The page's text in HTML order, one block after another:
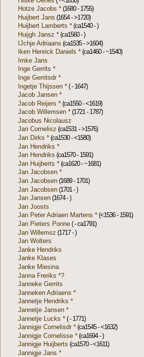
Hotze Jacobs * (1680 - 1755)
Huijbert Jans (1654 - >1720)
Huijbert Lamberts * (ca1540 - )
Huijgh Jansz * (ca1560 - )
IJchje Adriaans (ca1535 - >1604)
Iken Henrick Daniels * (ca1460 - ~1540)
Imke Jans
Inge Gerrits *
Inge Gerritsdr *
Ingetje Thijssen * ( - 1647)
Jacob Jansen *
Jacob Reijers * (ca1550 - <1619)
Jacob Willemsen * (1721 - 1787)
Jacobus Nicolausz
Jan Cornelisz (ca1531 - >1576)
Jan Dirks * (ca1530 - <1580)
Jan Hendriks *
Jan Hendriks (ca1570 - 1591)
Jan Huijberts * (ca1620 - ~1681)
Jan Jacobsen *
Jan Jacobsen (1689 - 1701)
Jan Jacobsen (1701 - )
Jan Jansen (1674 - )
Jan Joosts
Jan Peter Adriaen Martens * (<1536 - 1591)
Jan Pieters Ponne ( - ca1791)
Jan Willemsz (1717 - )
Jan Wolters
Janke Hendriks
Janke Klases
Janke Miesina
Janna Freriks *?
Janneke Gerrits
Janneken Adriaens *
Jannetje Hendriks *
Jannetje Jansen *
Jannetje Lucks * ( - 1771)
Jannigje Cornelisdr * (ca1545 - <1632)
Jannigje Cornelisse * (ca1694 - )
Jannigje Huijberts (ca1570 - <1611)
Jannigje Jans *